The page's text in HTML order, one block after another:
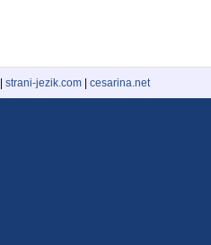
strani-jezik.com cesarina.net